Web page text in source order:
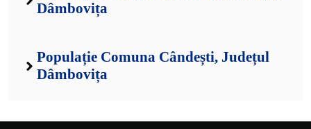
Dâmbovița
Populație Comuna Cândești, Județul
Dâmbovița